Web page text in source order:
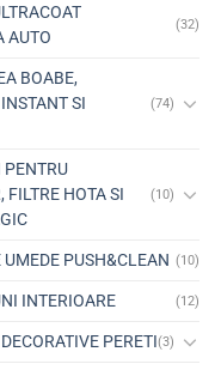
AUTO
(32)
BOABE,
SI
(74)
PENTRU
FILTRE HOTA SI
(10)
UMEDE PUSH&CLEAN (10)
INTERIOARE (12)
PERETI(3)